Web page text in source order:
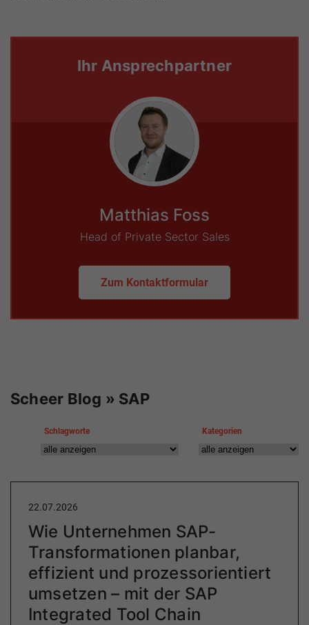
Ihr Ansprechpartner
Matthias Foss
Head of Private Sector Sales
Zum Kontaktformular
Scheer Blog » SAP
Schlagworte Kategorien
22.07.2026
Wie Unternehmen SAP-
Transformationen planbar,
effizient und prozessorientiert
umsetzen – mit der SAP
Integrated Tool Chain